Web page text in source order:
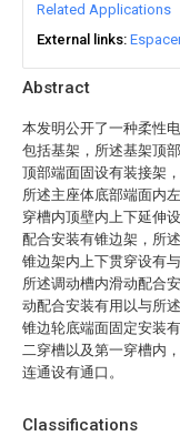
Abstract
本发明公开了一种柔性
包括基架，所述基架顶
顶部端面固设有装接架
所述主座体底部端面内
穿槽内顶壁内上下延伸
配合安装有锥边架，所
锥边架内上下贯穿设有
所述调动槽内滑动配合
动配合安装有用以与所
锥边轮底端面固定安装
二穿槽以及第一穿槽内
连通设有通口。
Classifications
Related Applications
External links